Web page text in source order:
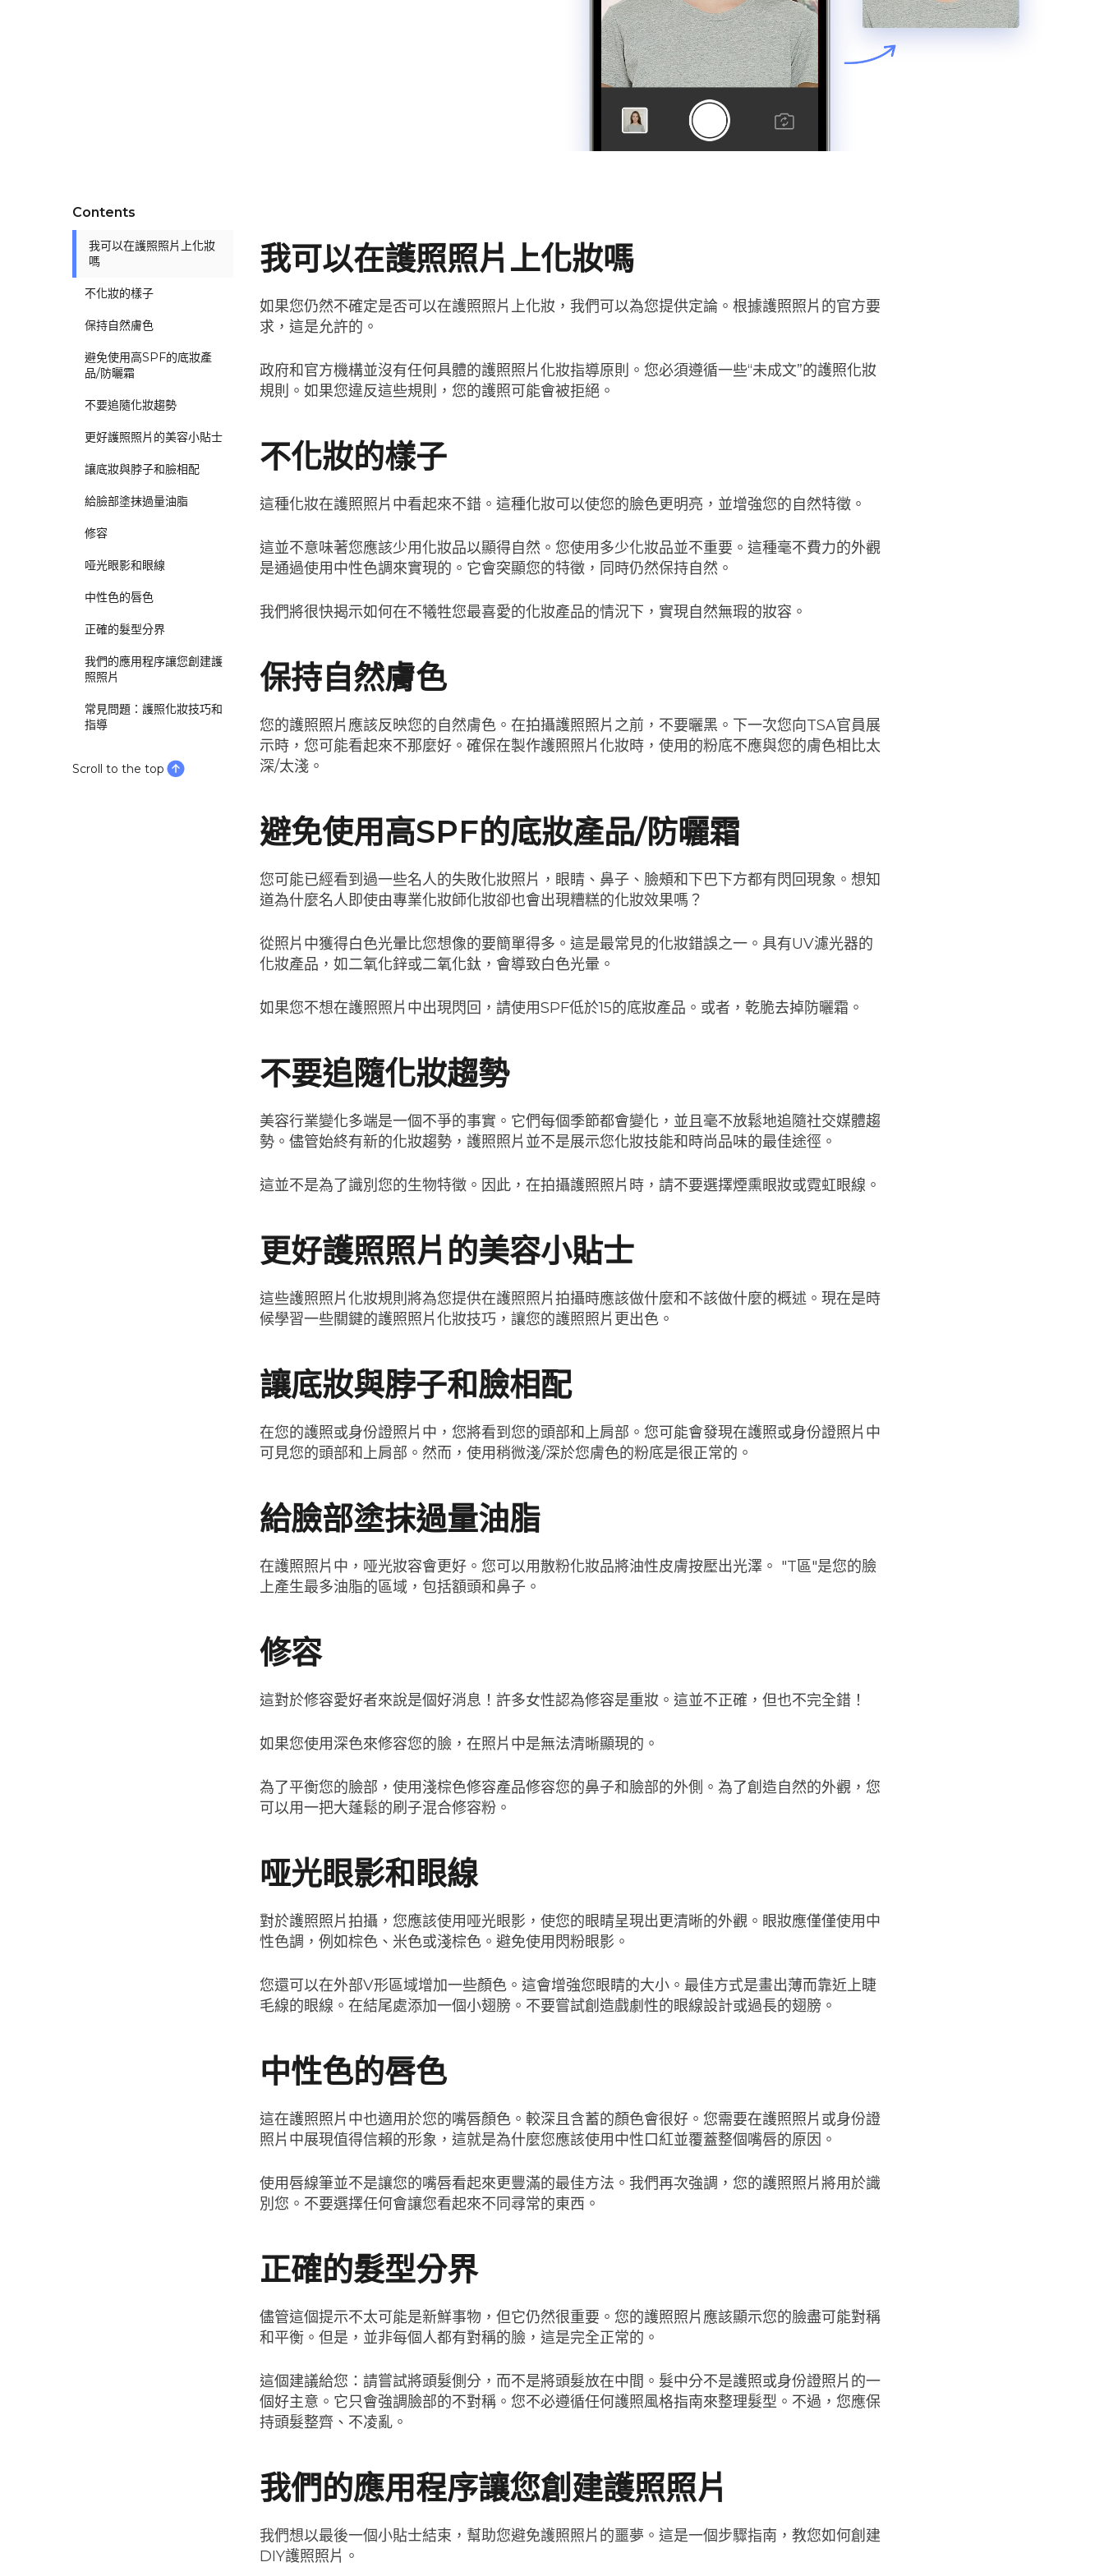
Contents
我可以在護照照片上化妝
嗎
不化妝的樣子
保持自然膚色
避免使用高SPF的底妝產
品/防曬霜
不要追隨化妝趨勢
更好護照照片的美容小貼士
讓底妝與脖子和臉相配
給臉部塗抹過量油脂
修容
哑光眼影和眼線
中性色的唇色
正確的髮型分界
我們的應用程序讓您創建護
照照片
常見問題：護照化妝技巧和
指導
Scroll to the top
我可以在護照照片上化妝嗎
如果您仍然不確定是否可以在護照照片上化妝，我們可以為您提供定論。根據護照照片的官方要
求，這是允許的。
政府和官方機構並沒有任何具體的護照照片化妝指導原則。您必須遵循一些“未成文”的護照化妝
規則。如果您違反這些規則，您的護照可能會被拒絕。
不化妝的樣子
這種化妝在護照照片中看起來不錯。這種化妝可以使您的臉色更明亮，並增強您的自然特徵。
這並不意味著您應該少用化妝品以顯得自然。您使用多少化妝品並不重要。這種毫不費力的外觀
是通過使用中性色調來實現的。它會突顯您的特徵，同時仍然保持自然。
我們將很快揭示如何在不犧牲您最喜愛的化妝產品的情況下，實現自然無瑕的妝容。
保持自然膚色
您的護照照片應該反映您的自然膚色。在拍攝護照照片之前，不要曬黑。下一次您向TSA官員展
示時，您可能看起來不那麼好。確保在製作護照照片化妝時，使用的粉底不應與您的膚色相比太
深/太淺。
避免使用高SPF的底妝產品/防曬霜
您可能已經看到過一些名人的失敗化妝照片，眼睛、鼻子、臉頰和下巴下方都有閃回現象。想知
道為什麼名人即使由專業化妝師化妝卻也會出現糟糕的化妝效果嗎？
從照片中獲得白色光暈比您想像的要簡單得多。這是最常見的化妝錯誤之一。具有UV濾光器的
化妝產品，如二氧化鋅或二氧化鈦，會導致白色光暈。
如果您不想在護照照片中出現閃回，請使用SPF低於15的底妝產品。或者，乾脆去掉防曬霜。
不要追隨化妝趨勢
美容行業變化多端是一個不爭的事實。它們每個季節都會變化，並且毫不放鬆地追隨社交媒體趨
勢。儘管始終有新的化妝趨勢，護照照片並不是展示您化妝技能和時尚品味的最佳途徑。
這並不是為了識別您的生物特徵。因此，在拍攝護照照片時，請不要選擇煙熏眼妝或霓虹眼線。
更好護照照片的美容小貼士
這些護照照片化妝規則將為您提供在護照照片拍攝時應該做什麼和不該做什麼的概述。現在是時
候學習一些關鍵的護照照片化妝技巧，讓您的護照照片更出色。
讓底妝與脖子和臉相配
在您的護照或身份證照片中，您將看到您的頭部和上肩部。您可能會發現在護照或身份證照片中
可見您的頭部和上肩部。然而，使用稍微淺/深於您膚色的粉底是很正常的。
給臉部塗抹過量油脂
在護照照片中，哑光妝容會更好。您可以用散粉化妝品將油性皮膚按壓出光澤。 "T區"是您的臉
上產生最多油脂的區域，包括額頭和鼻子。
修容
這對於修容愛好者來說是個好消息！許多女性認為修容是重妝。這並不正確，但也不完全錯！
如果您使用深色來修容您的臉，在照片中是無法清晰顯現的。
為了平衡您的臉部，使用淺棕色修容產品修容您的鼻子和臉部的外側。為了創造自然的外觀，您
可以用一把大蓬鬆的刷子混合修容粉。
哑光眼影和眼線
對於護照照片拍攝，您應該使用哑光眼影，使您的眼睛呈現出更清晰的外觀。眼妝應僅僅使用中
性色調，例如棕色、米色或淺棕色。避免使用閃粉眼影。
您還可以在外部V形區域增加一些顏色。這會增強您眼睛的大小。最佳方式是畫出薄而靠近上睫
毛線的眼線。在結尾處添加一個小翅膀。不要嘗試創造戲劇性的眼線設計或過長的翅膀。
中性色的唇色
這在護照照片中也適用於您的嘴唇顏色。較深且含蓄的顏色會很好。您需要在護照照片或身份證
照片中展現值得信賴的形象，這就是為什麼您應該使用中性口紅並覆蓋整個嘴唇的原因。
使用唇線筆並不是讓您的嘴唇看起來更豐滿的最佳方法。我們再次強調，您的護照照片將用於識
別您。不要選擇任何會讓您看起來不同尋常的東西。
正確的髮型分界
儘管這個提示不太可能是新鮮事物，但它仍然很重要。您的護照照片應該顯示您的臉盡可能對稱
和平衡。但是，並非每個人都有對稱的臉，這是完全正常的。
這個建議給您：請嘗試將頭髮側分，而不是將頭髮放在中間。髮中分不是護照或身份證照片的一
個好主意。它只會強調臉部的不對稱。您不必遵循任何護照風格指南來整理髮型。不過，您應保
持頭髮整齊、不凌亂。
我們的應用程序讓您創建護照照片
我們想以最後一個小貼士結束，幫助您避免護照照片的噩夢。這是一個步驟指南，教您如何創建
DIY護照照片。